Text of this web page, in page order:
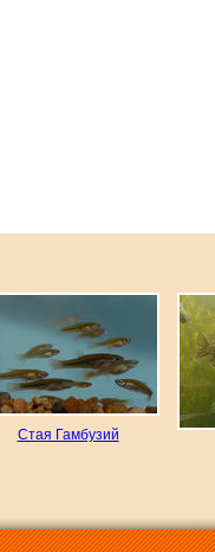
Стая Гамбузий